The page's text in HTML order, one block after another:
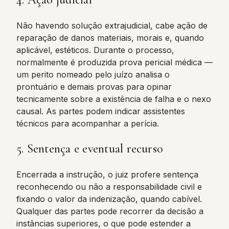
Não havendo solução extrajudicial, cabe ação de
reparação de danos materiais, morais e, quando
aplicável, estéticos. Durante o processo,
normalmente é produzida prova pericial médica —
um perito nomeado pelo juízo analisa o
prontuário e demais provas para opinar
tecnicamente sobre a existência de falha e o nexo
causal. As partes podem indicar assistentes
técnicos para acompanhar a perícia.
5. Sentença e eventual recurso
Encerrada a instrução, o juiz profere sentença
reconhecendo ou não a responsabilidade civil e
fixando o valor da indenização, quando cabível.
Qualquer das partes pode recorrer da decisão a
instâncias superiores, o que pode estender a